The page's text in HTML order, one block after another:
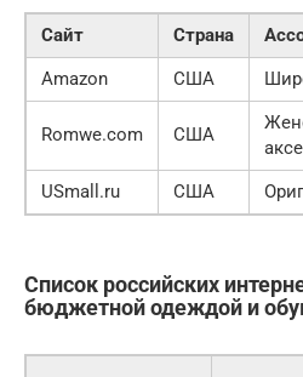
Сайт Страна
Amazon
США
Romwe.com США
USmall.ru
США
Список российских
бюджетной одеждой и